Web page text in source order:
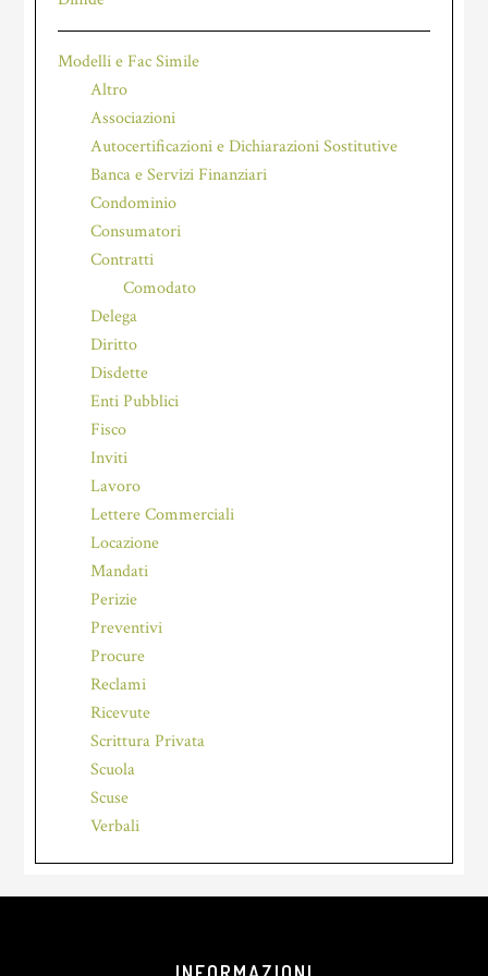
Modelli e Fac Simile
Altro
Associazioni
Autocertificazioni e Dichiarazioni Sostitutive
Banca e Servizi Finanziari
Condominio
Consumatori
Contratti
Comodato
Delega
Diritto
Disdette
Enti Pubblici
Fisco
Inviti
Lavoro
Lettere Commerciali
Locazione
Mandati
Perizie
Preventivi
Procure
Reclami
Ricevute
Scrittura Privata
Scuola
Scuse
Verbali